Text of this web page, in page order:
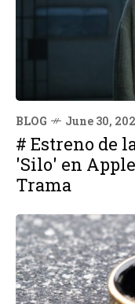
BLOG June 30,
# Estreno de
'Silo' en
Trama